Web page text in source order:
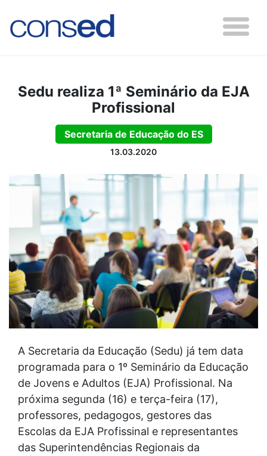
Sedu realiza 1ª Seminário da EJA
Profissional
Secretaria de Educação do ES
13.03.2020
A Secretaria da Educação (Sedu) já tem data
programada para o 1º Seminário da Educação
de Jovens e Adultos (EJA) Profissional. Na
próxima segunda (16) e terça-feira (17),
professores, pedagogos, gestores das
Escolas da EJA Profissinal e representantes
das Superintendências Regionais da